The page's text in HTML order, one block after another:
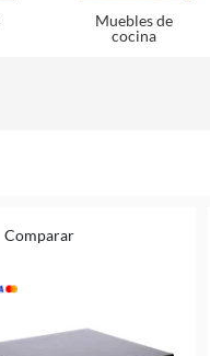
Muebles de
cocina
comparar